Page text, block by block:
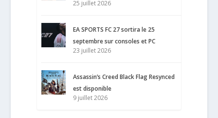
25 juillet 2026
EA SPORTS FC 27 sortira le 25
septembre sur consoles et PC
23 juillet 2026
Assassin’s Creed Black Flag Resynced
est disponible
9 juillet 2026